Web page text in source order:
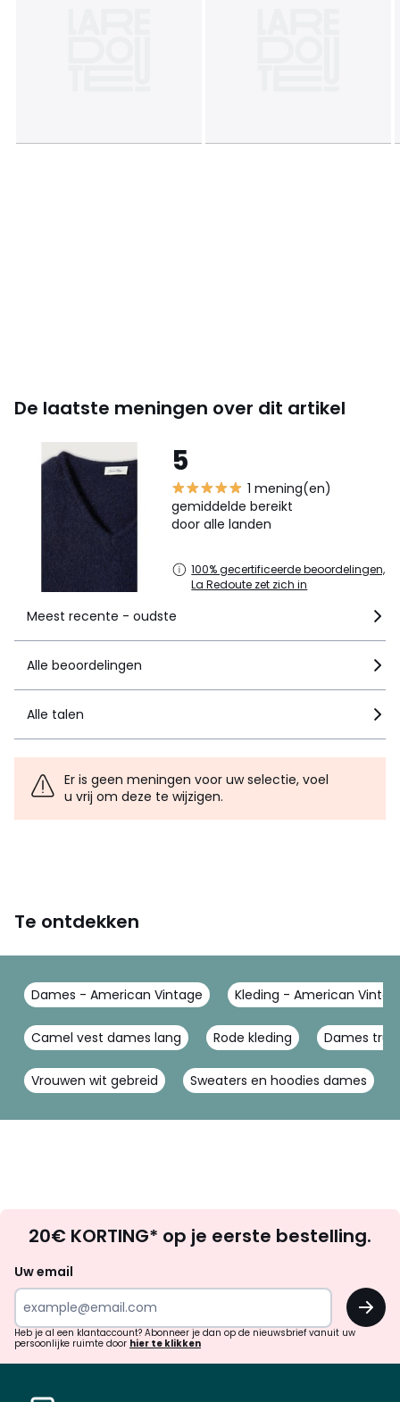
De laatste meningen over dit artikel
5
1 mening(en)
gemiddelde bereikt
door alle landen
100% gecertificeerde beoordelingen,
La Redoute zet zich in
Meest recente - oudste
Alle beoordelingen
Alle talen
Er is geen meningen voor uw selectie, voel
u vrij om deze te wijzigen.
Te ontdekken
Dames - American Vintage Kleding - American
Camel vest dames lang Rode kleding Dames trui
Vrouwen wit gebreid Sweaters en hoodies dames
zoek
inspiratie
verrassingen?
20€ KORTING* op je eerste bestelling.
Uw email
OK
Heb je al een klantaccount? Abonneer je dan op de nieuwsbrief vanuit uw
persoonlijke ruimte door hier te klikken